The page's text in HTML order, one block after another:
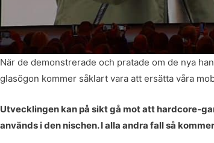
När de demonstrerade och pratade om de nya
glasögon kommer såklart vara att ersätta våra
Utvecklingen kan på sikt gå mot att hardcore-
används i den nischen. I alla andra fall så